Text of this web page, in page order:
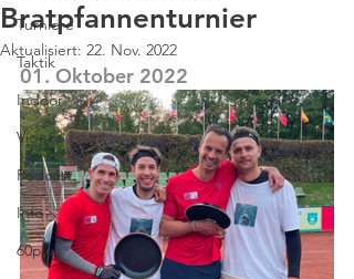
Turniere
Taktik
Indoor
Videos
Podcast
Info
60plus
Bratpfannenturnier
Aktualisiert: 22. Nov. 2022
01. Oktober 2022